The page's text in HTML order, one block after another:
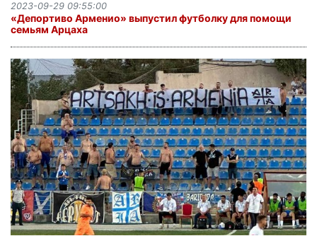
«Депортиво Арменио» выпустил футболку для помощи
семьям Арцаха
2023-09-29 09:55:00